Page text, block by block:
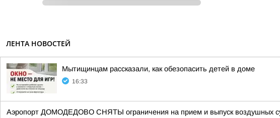
ЛЕНТА НОВОСТЕЙ
Мытищинцам рассказали, как обезопасить детей в доме
16:33
Аэропорт ДОМОДЕДОВО СНЯТЫ ограничения на прием и выпуск воздушных